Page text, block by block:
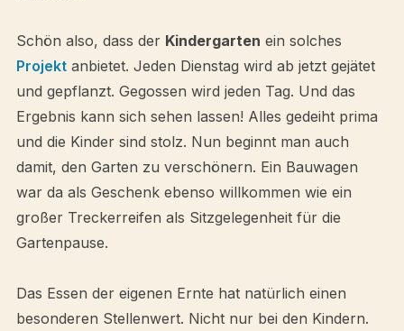
Schön also, dass der Kindergarten ein solches
Projektanbietet. Jeden Dienstag wird ab jetzt gejätet
und gepflanzt. Gegossen wird jeden Tag. Und das
Ergebnis kann sich sehen lassen! Alles gedeiht prima
und die Kinder sind stolz. Nun beginnt man auch
damit, den Garten zu verschönern. Ein Bauwagen
war da als Geschenk ebenso willkommen wie ein
großer Treckerreifen als Sitzgelegenheit für die
Gartenpause.
Das Essen der eigenen Ernte hat natürlich einen
besonderen Stellenwert. Nicht nur bei den Kindern.